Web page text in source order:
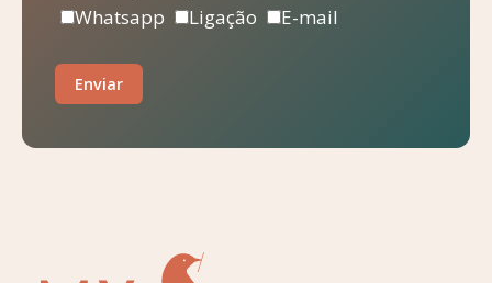
Whatsapp
Ligação E-mail
Enviar